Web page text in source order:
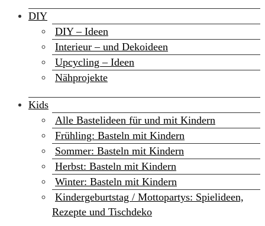
DIY
DIY – Ideen
Interieur – und Dekoideen
Upcycling – Ideen
Nähprojekte
Kids
Alle Bastelideen für und mit Kindern
Frühling: Basteln mit Kindern
Sommer: Basteln mit Kindern
Herbst: Basteln mit Kindern
Winter: Basteln mit Kindern
Kindergeburtstag / Mottopartys: Spielideen,
Rezepte und Tischdeko